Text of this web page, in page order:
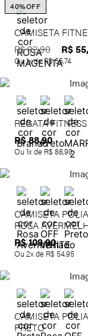
CAMISETA
40%OFF
R$92,90 R$55,
Ou1x deR$55,74
REGATA
R$88,90
Ou 1x de R$88,90
CAMISETA
ROSA
R$109,90
Ou 2x de R$ 54,95
CAMISETA
PRETO